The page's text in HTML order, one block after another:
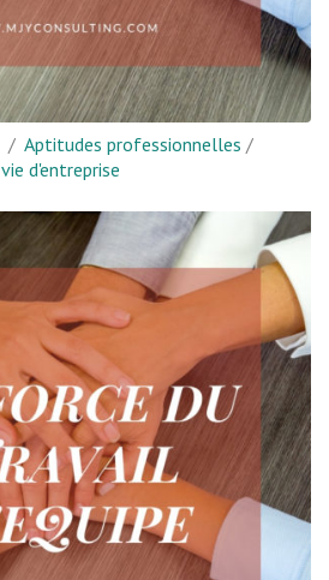
/ Aptitudes professionnelles /
vie d'entreprise